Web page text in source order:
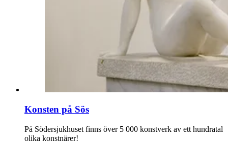
Konsten på Sös
På Södersjukhuset finns över 5 000 konstverk av ett hundratal
olika konstnärer!